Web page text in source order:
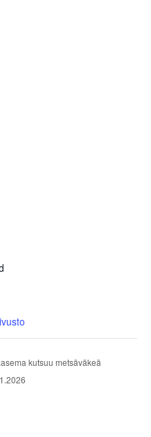
kutsuu metsäväkeä